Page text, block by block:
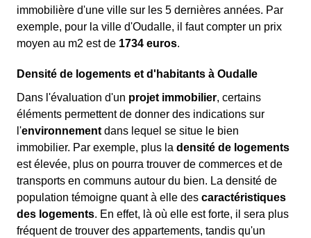
immobilière d'une ville sur les 5 dernières années. Par
exemple, pour la ville d'Oudalle, il faut compter un prix
moyen au m2 est de 1734 euros.
Densité de logements et d'habitants à Oudalle
Dans l'évaluation d'un projet immobilier, certains
éléments permettent de donner des indications sur
l'environnement dans lequel se situe le bien
immobilier. Par exemple, plus la densité de logements
est élevée, plus on pourra trouver de commerces et de
transports en communs autour du bien. La densité de
population témoigne quant à elle des caractéristiques
des logements. En effet, là où elle est forte, il sera plus
fréquent de trouver des appartements, tandis qu'un